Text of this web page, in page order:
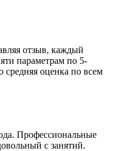
отзыв, каждый
параметрам по 5-
средняя оценка по всем
. Профессиональные
с занятий.